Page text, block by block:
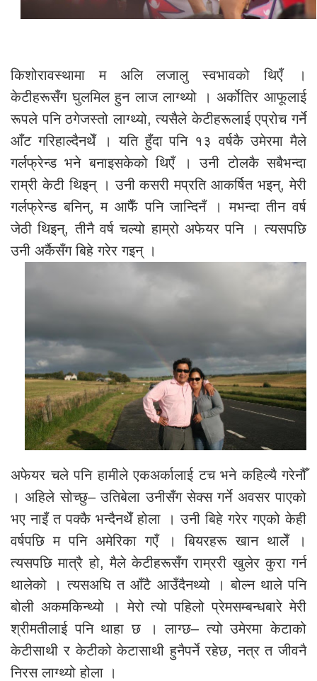
किशोरावस्थामा म अलि लजालु स्वभावको थिएँ ।
केटीहरूसँग घुलमिल हुन लाज लाग्थ्यो । अर्कोतिर आफूलाई
रूपले पनि ठगेजस्तो लाग्थ्यो, त्यसैले केटीहरूलाई एप्रोच गर्ने
आँट गरिहाल्दैनथेँ । यति हुँदा पनि १३ वर्षकै उमेरमा मैले
गर्लफ्रेन्ड भने बनाइसकेको थिएँ । उनी टोलकै सबैभन्दा
राम्री केटी थिइन् । उनी कसरी मप्रति आकर्षित भइन्, मेरी
गर्लफ्रेन्ड बनिन्, म आफैँ पनि जान्दिनँ । मभन्दा तीन वर्ष
जेठी थिइन्, तीनै वर्ष चल्यो हाम्रो अफेयर पनि । त्यसपछि
उनी अर्कैसँग बिहे गरेर गइन् ।
अफेयर चले पनि हामीले एकअर्कालाई टच भने कहिल्यै गरेनौँ
। अहिले सोच्छु– उतिबेला उनीसँग सेक्स गर्ने अवसर पाएको
भए नाइँ त पक्कै भन्दैनथेँ होला । उनी बिहे गरेर गएको केही
वर्षपछि म पनि अमेरिका गएँ । बियरहरू खान थालेँ ।
त्यसपछि मात्रै हो, मैले केटीहरूसँग राम्ररी खुलेर कुरा गर्न
थालेको । त्यसअघि त आँटै आउँदैनथ्यो । बोल्न थाले पनि
बोली अकमकिन्थ्यो । मेरो त्यो पहिलो प्रेमसम्बन्धबारे मेरी
श्रीमतीलाई पनि थाहा छ । लाग्छ– त्यो उमेरमा केटाको
केटीसाथी र केटीको केटासाथी हुनैपर्ने रहेछ, नत्र त जीवनै
निरस लाग्थ्यो होला ।